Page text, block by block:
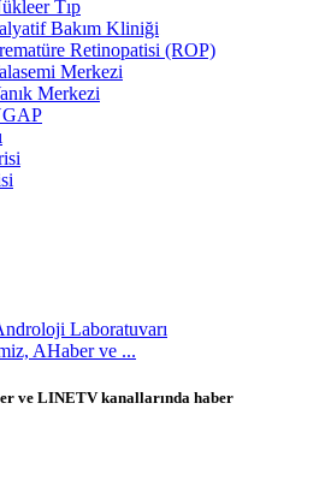
Tıp
Bakım Kliniği
Retinopatisi (ROP)
Merkezi
Merkezi
Laboratuvarı
AHaber ve ...
ve LINETV kanallarında haber